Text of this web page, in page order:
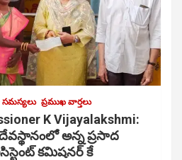
సమస్యలు ప్రముఖ వార్తలు
K Vijayalakshmi:
అన్న ప్రసాద
కమిషనర్ కే